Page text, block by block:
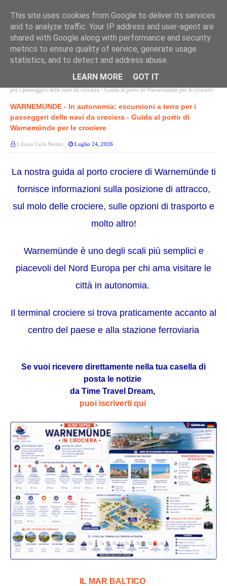
per i passeggeri delle navi da crociera - Guida al porto di Warnemünde per le crociere
WARNEMUNDE - In autonomia: escursioni a terra per i
passeggeri delle navi da crociera - Guida al porto di
Warnemünde per le crociere
Liliana Carla Bettini Luglio 24, 2026
La nostra guida al porto crociere di Warnemünde ti
fornisce informazioni sulla posizione di attracco,
sul molo delle crociere, sulle opzioni di trasporto e
molto altro!
Warnemünde è uno degli scali più semplici e
piacevoli del Nord Europa per chi ama visitare le
città in autonomia.
Il terminal crociere si trova praticamente accanto al
centro del paese e alla stazione ferroviaria
Se vuoi ricevere direttamente nella tua casella di
posta le notizie
da Time Travel Dream,
puoi iscriverti qui
IL MAR BALTICO
This site uses cookies from Google to deliver its services
and to analyze traffic. Your IP address and user-agent are
shared with Google along with performance and security
metrics to ensure quality of service, generate usage
statistics, and to detect and address abuse.
LEARN MORE
GOT IT